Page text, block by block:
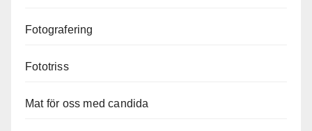
Fotografering
Fototriss
Mat för oss med candida